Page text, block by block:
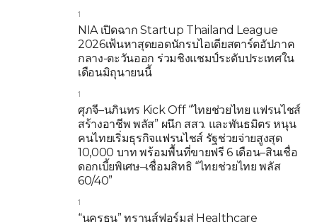
1
NIA เปิดฉาก Startup Thailand League
2026เฟ้นหาสุดยอดนักรบไอเดียสตาร์ตอัปภาค
กลาง-ตะวันออก ร่วมชิงแชมป์ระดับประเทศใน
เดือนมิถุนายนนี้
1
ศุภจี–นภินทร Kick Off “ไทยช่วยไทย แฟรนไชส์
สร้างอาชีพ พลัส” ผนึก สสว. และพันธมิตร หนุน
คนไทยเริ่มธุรกิจแฟรนไชส์ รัฐช่วยจ่ายสูงสุด
10,000 บาท พร้อมพื้นที่ขายฟรี 6 เดือน–สินเชื่อ
ดอกเบี้ยพิเศษ–เชื่อมสิทธิ “ไทยช่วยไทย พลัส
60/40”
1
“นครธน” ทรานส์ฟอร์มสู่ Healthcare